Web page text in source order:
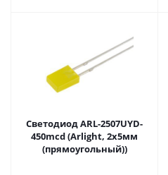
Светодиод ARL-2507UYD-
450mcd (Arlight, 2x5мм
(прямоугольный))